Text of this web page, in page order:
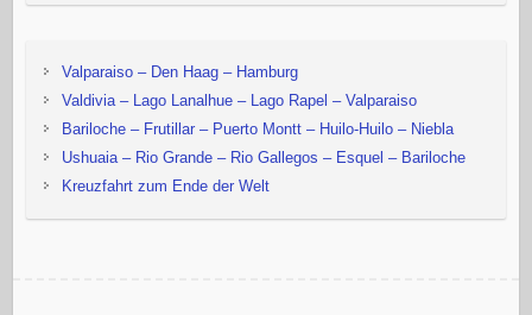
Valparaiso – Den Haag – Hamburg
Valdivia – Lago Lanalhue – Lago Rapel – Valparaiso
Bariloche – Frutillar – Puerto Montt – Huilo-Huilo – Niebla
Ushuaia – Rio Grande – Rio Gallegos – Esquel – Bariloche
Kreuzfahrt zum Ende der Welt